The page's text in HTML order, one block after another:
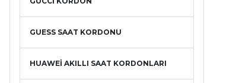
GUESS SAAT KORDONU
HUAWEİ AKILLI SAAT KORDONLARI